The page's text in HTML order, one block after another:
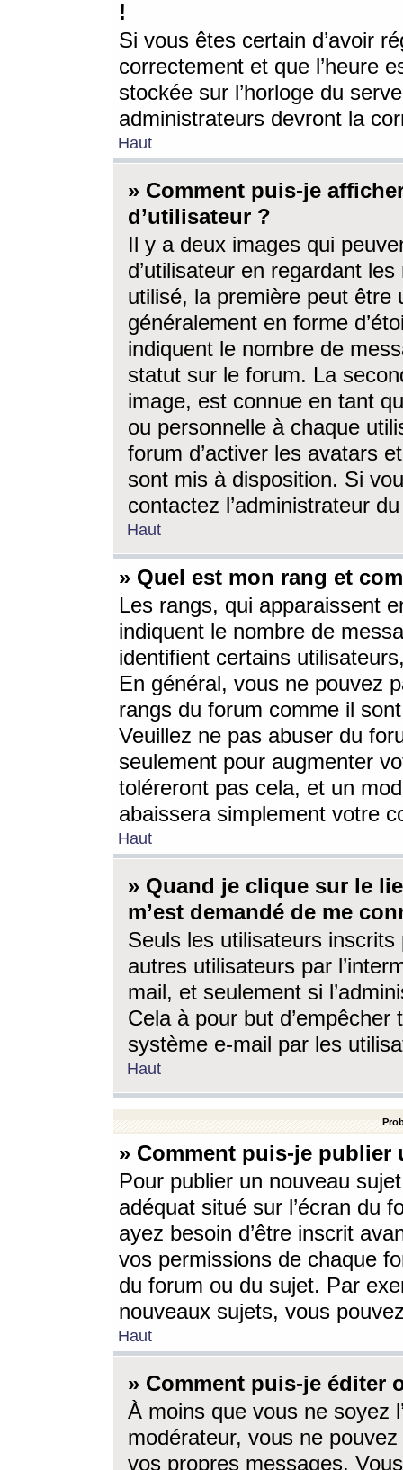
!
Si vous êtes certain d’avoir
correctement et que l’heure
stockée sur l’horloge du
administrateurs devront la
Haut
» Comment puis-je
d’utilisateur ?
Il y a deux images qui
d’utilisateur en regardant
utilisé, la première peut être
généralement en forme
indiquent le nombre de
statut sur le forum. La
image, est connue en tant
ou personnelle à chaque
forum d’activer les avatars
sont mis à disposition. Si
contactez l’administrateur
Haut
» Quel est mon rang et
Les rangs, qui apparaissent
indiquent le nombre de
identifient certains
En général, vous ne pouvez
rangs du forum comme il
Veuillez ne pas abuser du
seulement pour augmenter
toléreront pas cela, et un
abaissera simplement votre
Haut
» Quand je clique sur le
m’est demandé de me
Seuls les utilisateurs
autres utilisateurs par
mail, et seulement si
Cela à pour but
système e-mail par les
Haut
» Comment puis-je
Pour publier un nouveau
adéquat situé sur l’écran du
ayez besoin d’être inscrit
vos permissions de chaque
du forum ou du sujet. Par
nouveaux sujets, vous
Haut
» Comment puis-je éditer
À moins que vous ne soyez
modérateur, vous ne
vos propres messages.